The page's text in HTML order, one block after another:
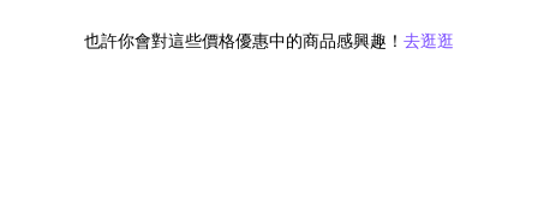
也許你會對這些價格優惠中的商品感興趣！ 去逛逛